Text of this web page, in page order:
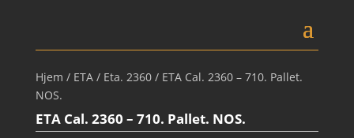
Hjem / ETA/ Eta. 2360/ ETA Cal. 2360 – 710. Pallet.
NOS.
ETA Cal. 2360 – 710. Pallet. NOS.